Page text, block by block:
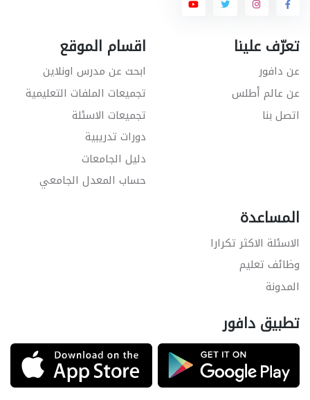
تعرّف علينا
عن دافور
عن عالم أطلس
اتصل بنا
اقسام الموقع
ابحث عن مدرس اونلاين
تجميعات الملفات التعليمية
تجميعات الاسئلة
دورات تدريبية
دليل الجامعات
حساب المعدل الجامعي
المساعدة
الاسئلة الاكثر تكرارا
وظائف تعليم
المدونة
تطبيق دافور